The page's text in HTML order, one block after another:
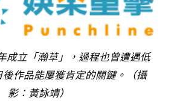
成立「瀚草」，過程也曾遭遇低
後作品能屢獲肯定的關鍵。（攝
影：黃詠靖）